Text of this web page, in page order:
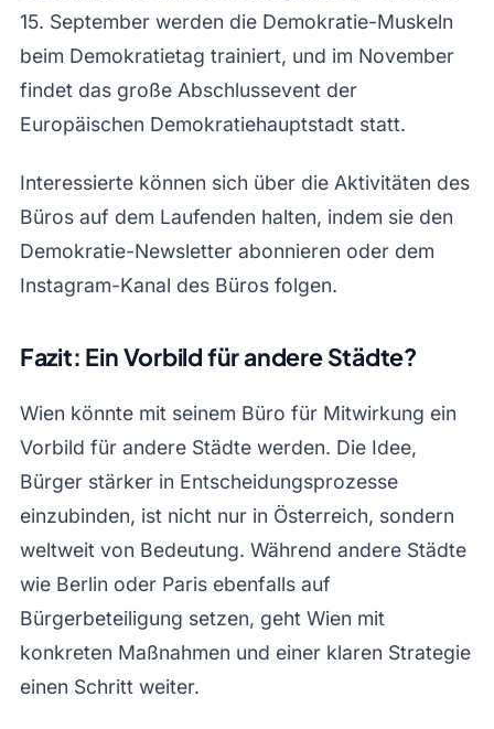
15. September werden die Demokratie-Muskeln
beim Demokratietag trainiert, und im November
findet das große Abschlussevent der
Europäischen Demokratiehauptstadt statt.
Interessierte können sich über die Aktivitäten des
Büros auf dem Laufenden halten, indem sie den
Demokratie-Newsletter abonnieren oder dem
Instagram-Kanal des Büros folgen.
Fazit: Ein Vorbild für andere Städte?
Wien könnte mit seinem Büro für Mitwirkung ein
Vorbild für andere Städte werden. Die Idee,
Bürger stärker in Entscheidungsprozesse
einzubinden, ist nicht nur in Österreich, sondern
weltweit von Bedeutung. Während andere Städte
wie Berlin oder Paris ebenfalls auf
Bürgerbeteiligung setzen, geht Wien mit
konkreten Maßnahmen und einer klaren Strategie
einen Schritt weiter.